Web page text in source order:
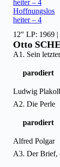
Hoffnungslos
heiter – 4
12″ LP: 1969 |
Otto
A1. Sein
parodiert
Ludwig
A2. Die Perle
parodiert
Alfred Polgar
A3. Der Brief,